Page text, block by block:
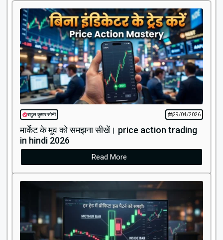
राहुल कुमार सोनी 29/04/2026
मार्केट के मूव को समझना सीखें। price action trading
in hindi 2026
Read More